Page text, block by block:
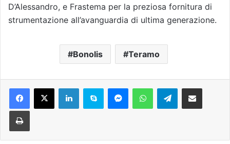
D’Alessandro, e Frastema per la preziosa fornitura di
strumentazione all’avanguardia di ultima generazione.
Bonolis Teramo
Telegram